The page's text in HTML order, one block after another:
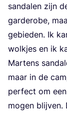
san­da­len zijn
gar­de­ro­be,
gebie­den. Ik
wolk­jes en ik
Mar­tens
maar in de
per­fect om
mogen blij­ven.